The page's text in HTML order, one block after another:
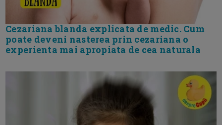
Cezariana blanda explicata de medic. Cum
poate deveni nasterea prin cezariana o
experienta mai apropiata de cea naturala